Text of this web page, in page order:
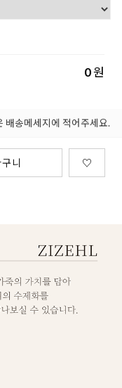
0원
배송메세지에 적어주세요.
니 ♡